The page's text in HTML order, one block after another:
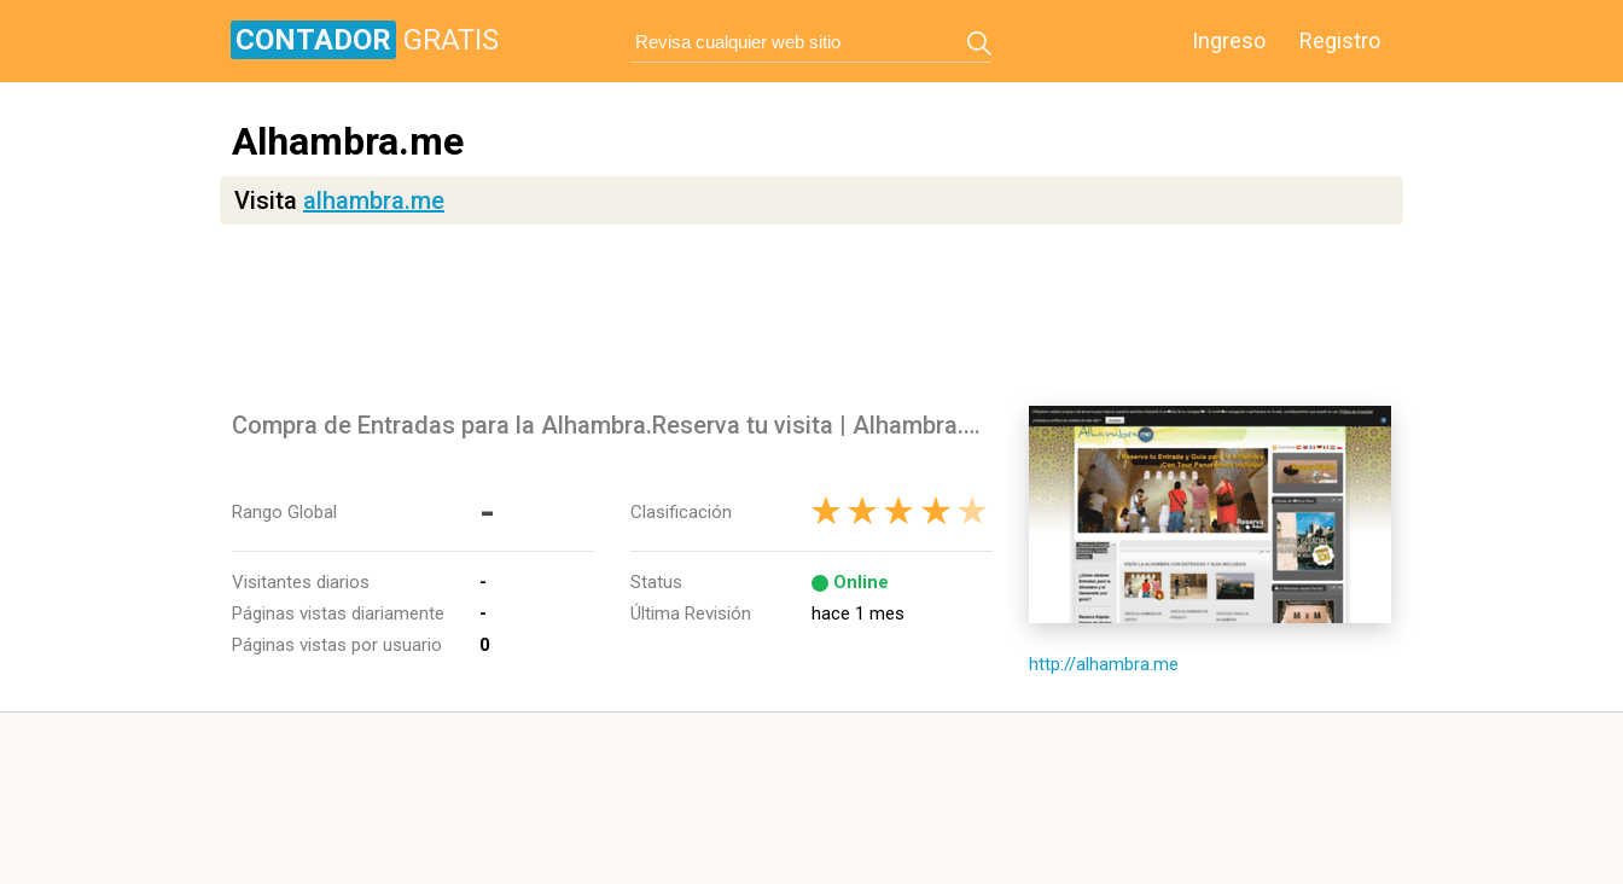
CONTADOR GRATIS Ingreso Registro
Alhambra.me
Visita alhambra.me
Compra de Entradas para la Alhambra.Reserva tu visita | Alhambra.me
Rango Global -
Visitantes diarios
-
Páginas vistas diariamente
-
Páginas vistas por usuario
0
Clasificación
Status
Online
Última Revisión
hace 1 mes
http://alhambra.me